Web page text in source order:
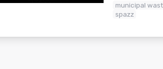
municipal
spazz